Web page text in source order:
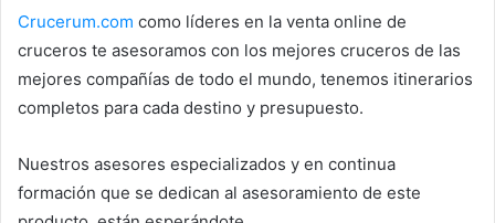
Crucerum.com como líderes en la venta online de
cruceros te asesoramos con los mejores cruceros de las
mejores compañías de todo el mundo, tenemos itinerarios
completos para cada destino y presupuesto.
Nuestros asesores especializados y en continua
formación que se dedican al asesoramiento de este